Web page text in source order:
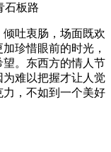
石板路
吐衷肠，场面既欢
珍惜眼前的时光，
。东西方的情人节
难以把握才让人觉
，不如到一个美好